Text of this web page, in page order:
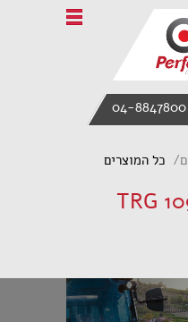
Home
ציוד הנדסי
Italiano
כל המוצרים
TRG